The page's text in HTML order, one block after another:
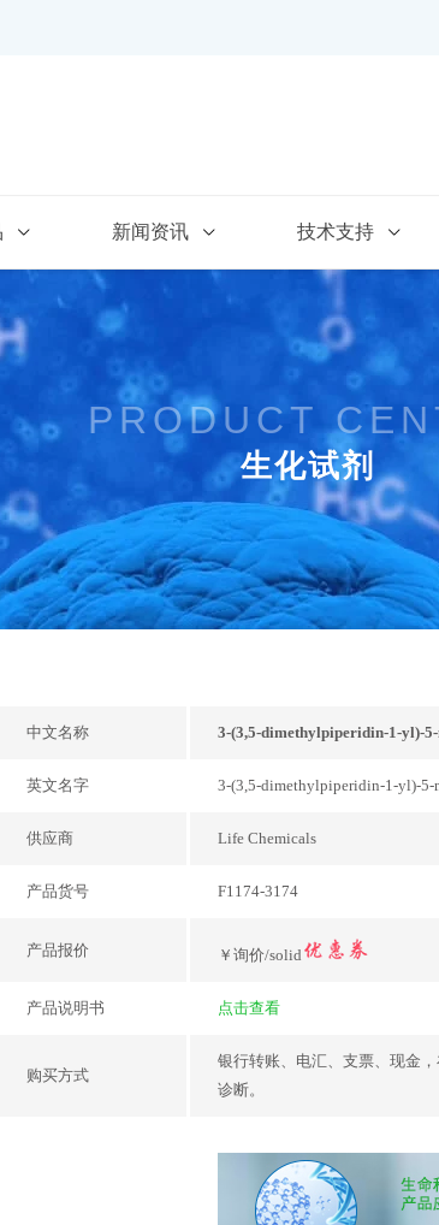
新闻资讯 技术支持
PRODUCT
生化试剂
中文名称 3-(3,5-dimethylpiperidin-1-yl)-
英文名字 3-(3,5-dimethylpiperidin-1-yl)-5-
供应商 Life Chemicals
产品货号 F1174-3174
产品报价 ￥询价/solid
产品说明书 点击查看
购买方式
银行转账、电汇、支票、现金
诊断。